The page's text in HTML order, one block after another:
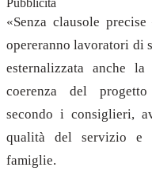
Pubblicità
«Senza clausole
opereranno lavoratori di
esternalizzata anche
coerenza del progetto
secondo i consiglieri,
qualità del servizio e
famiglie.